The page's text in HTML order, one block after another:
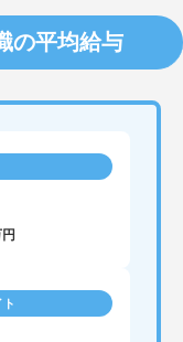
の平均給与